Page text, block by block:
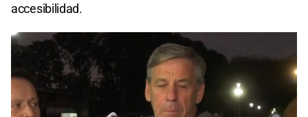
accesibilidad.